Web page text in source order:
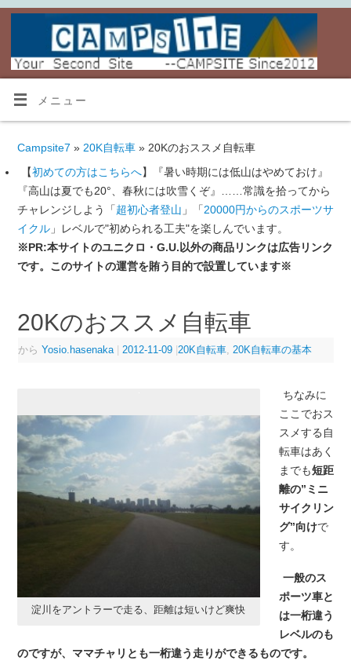
メニュー
Campsite7 » 20K自転車» 20Kのおススメ自転車
【初めての方はこちらへ】『暑い時期には低山はやめておけ』
『高山は夏でも20°、春秋には吹雪くぞ』……常識を拾ってから
チャレンジしよう「超初心者登山 」「20000円からのスポーツサ
イクル」レベルで"初められる工夫"を楽しんでいます。
※PR:本サイトのユニクロ・G.U.以外の商品リンクは広告リンク
です。このサイトの運営を賄う目的で設置しています※
20Kのおススメ自転車
から Yosio.hasenaka 2012-11-09 20K自転車, 20K自転車の基本
淀川をアントラーで走る、距離は短いけど爽快
ちなみに
ここでおス
スメする自
転車はあく
までも短距
離の”ミニ
サイクリン
グ”向けで
す。
一般のス
ポーツ車と
は一桁違う
レベルのも
のですが、ママチャリとも一桁違う走りができるものです。